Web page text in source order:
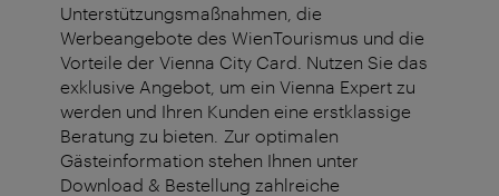
Unterstützungsmaßnahmen, die
Werbeangebote des WienTourismus und die
Vorteile der Vienna City Card. Nutzen Sie das
exklusive Angebot, um ein Vienna Expert zu
werden und Ihren Kunden eine erstklassige
Beratung zu bieten. Zur optimalen
Gästeinformation stehen Ihnen unter
Download & Bestellung zahlreiche